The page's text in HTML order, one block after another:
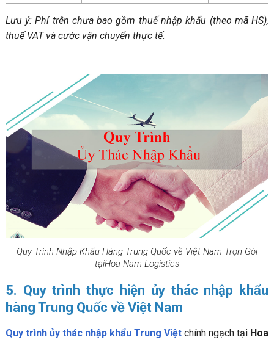
Lưu ý: Phí trên chưa bao gồm thuế nhập khẩu (theo mã HS),
thuế VAT và cước vận chuyển thực tế.
Quy Trình Nhập Khẩu Hàng Trung Quốc về Việt Nam Trọn Gói
tạiHoa Nam Logistics
5. Quy trình thực hiện ủy thác nhập khẩu
hàng Trung Quốc về Việt Nam
Quy trình ủy thác nhập khẩu Trung Việt chính ngạch tại Hoa